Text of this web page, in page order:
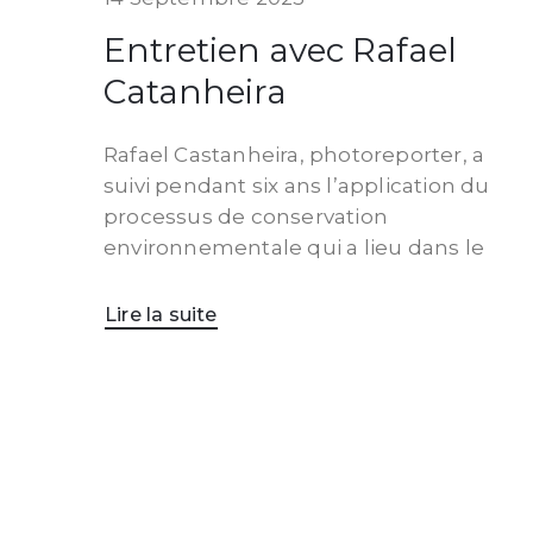
Entretien avec Rafael
Catanheira
Rafael Castanheira, photoreporter, a
suivi pendant six ans l’application du
processus de conservation
environnementale qui a lieu dans le
Lire la suite